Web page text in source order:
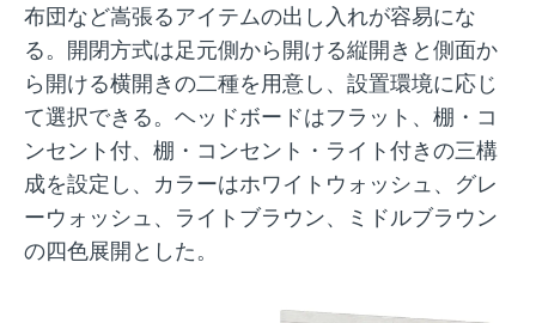
布団など嵩張るアイテムの出し入れが容易にな
る。開閉方式は足元側から開ける縦開きと側面か
ら開ける横開きの二種を用意し、設置環境に応じ
て選択できる。ヘッドボードはフラット、棚・コ
ンセント付、棚・コンセント・ライト付きの三構
成を設定し、カラーはホワイトウォッシュ、グレ
ーウォッシュ、ライトブラウン、ミドルブラウン
の四色展開とした。